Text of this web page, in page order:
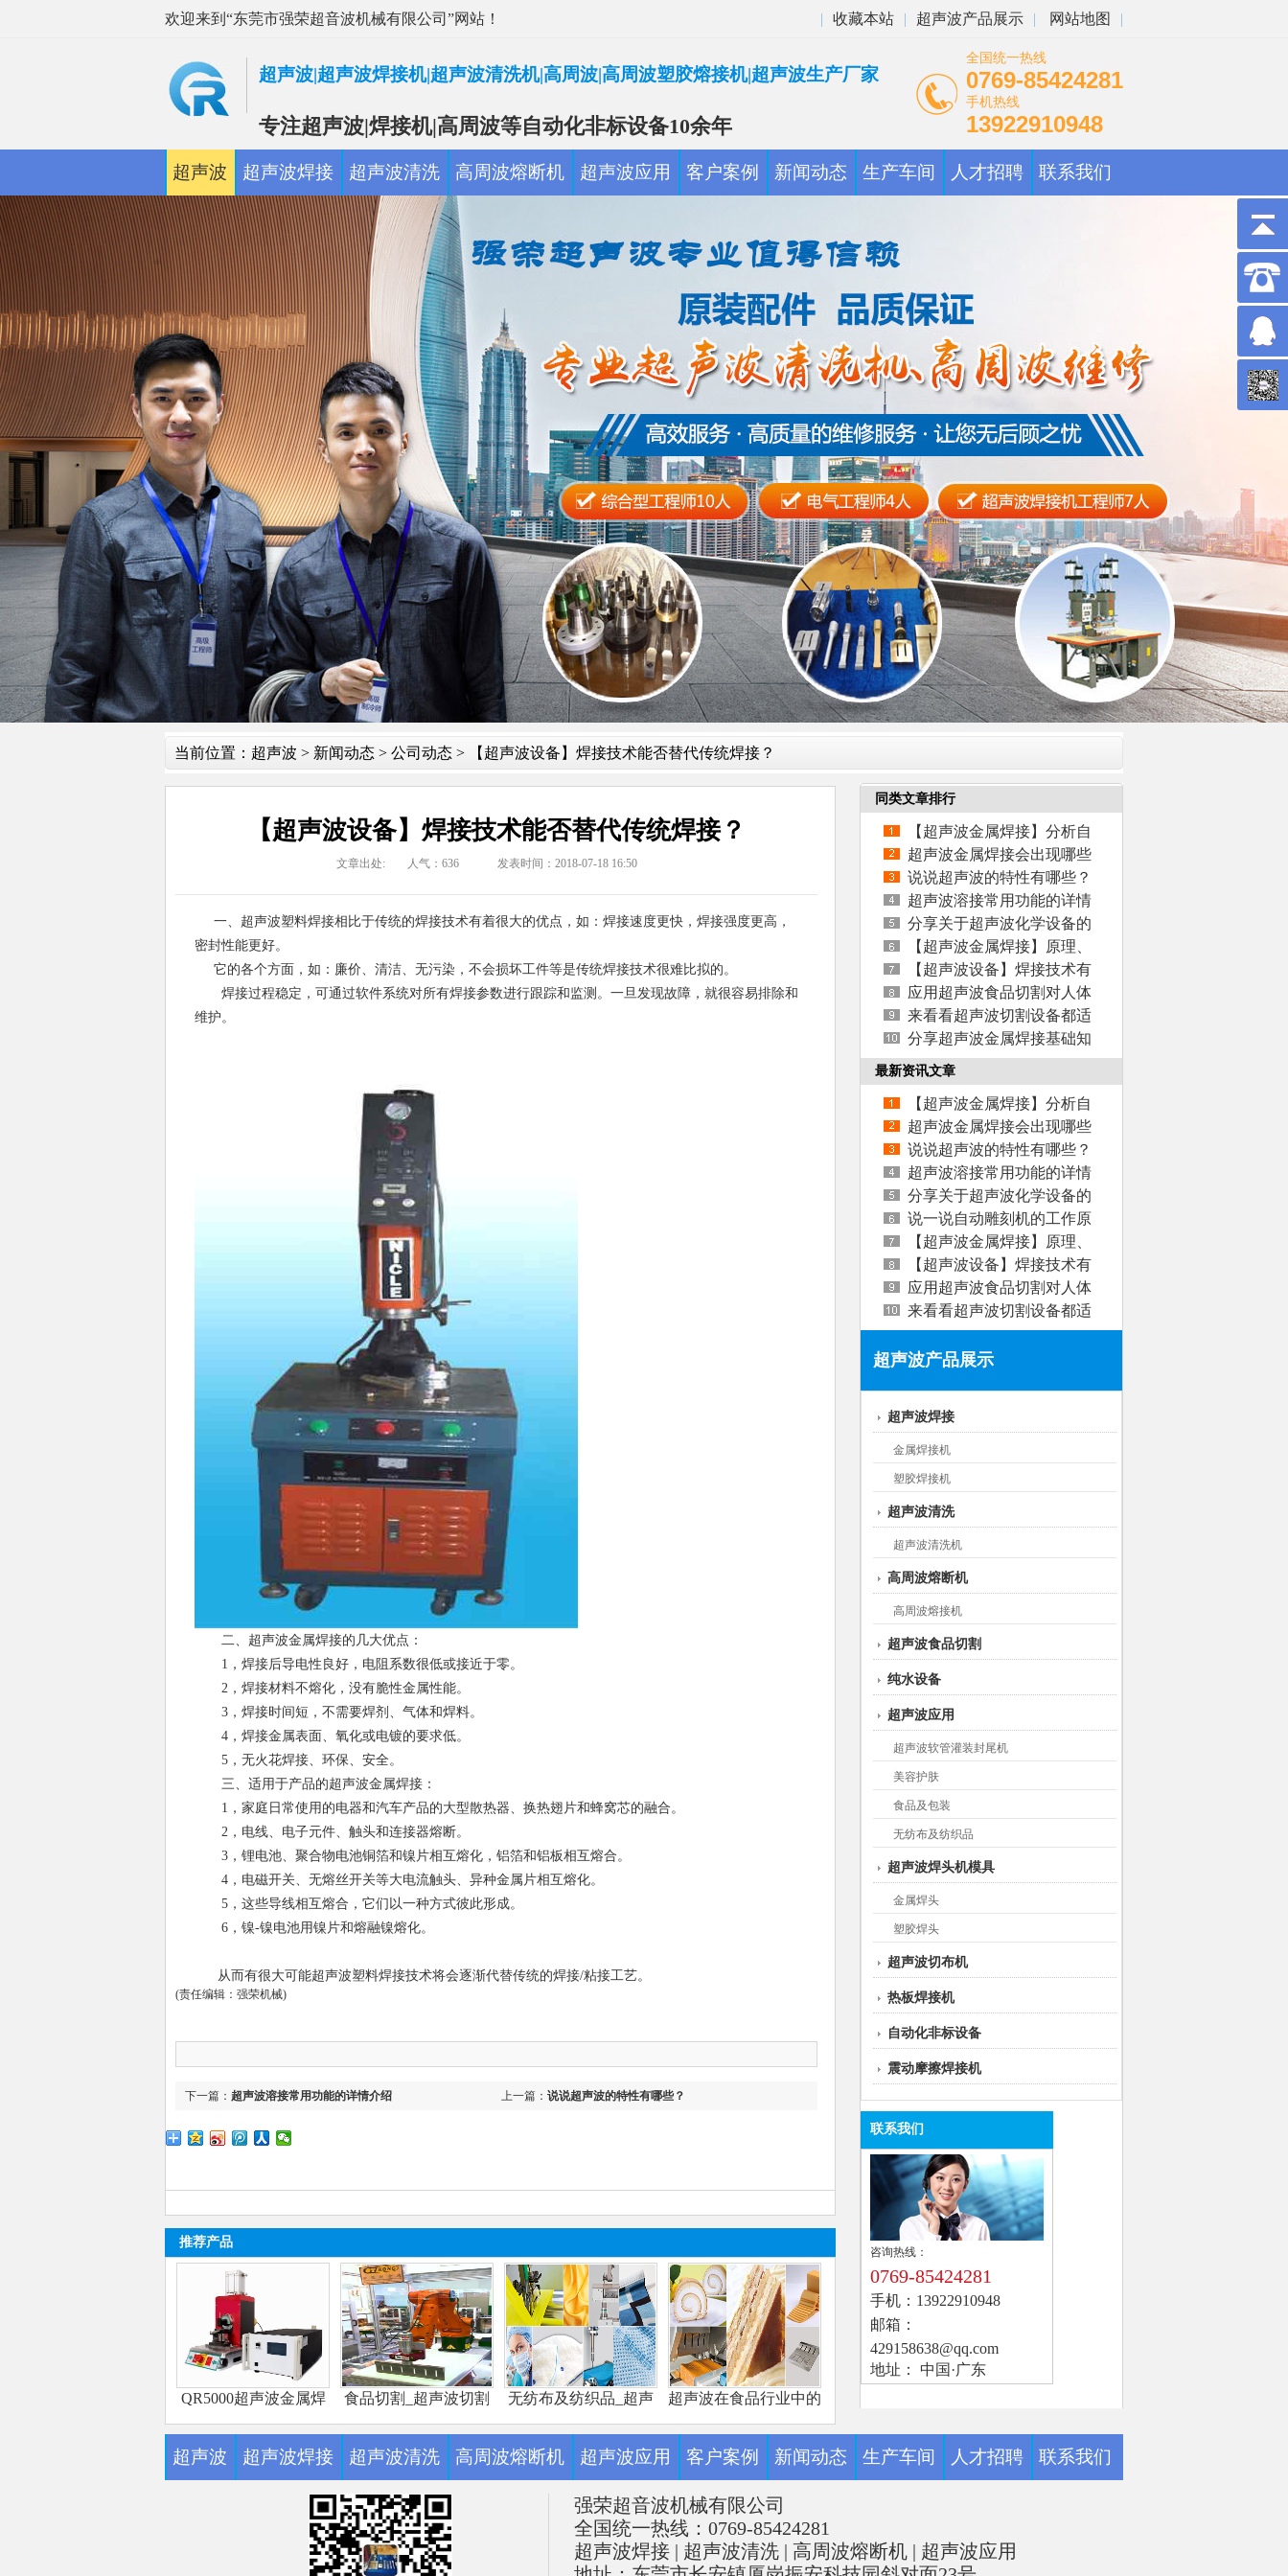
欢迎来到“东莞市强荣超音波机械有限公司”网站！ | 收藏本站 | 超声波产品展示 | 网站地图 |
超声波|超声波焊接机|超声波清洗机|高周波|高周波塑胶熔接机|超声波生产厂家
专注超声波|焊接机|高周波等自动化非标设备10余年
全国统一热线
0769-85424281
手机热线
13922910948
超声波 超声波焊接 超声波清洗 高周波熔断机 超声波应用 客户案例 新闻动态 生产车间 人才招聘 联系我们
当前位置： 超声波 > 新闻动态 > 公司动态 > 【超声波设备】焊接技术能否替代传统焊接？
【超声波设备】焊接技术能否替代传统焊接？
文章出处: 人气： 636 发表时间：2018-07-18 16:50
一、超声波塑料焊接相比于传统的焊接技术有着很大的优点，如：焊接速度更快，焊接强度更高，
密封性能更好。
它的各个方面，如：廉价、清洁、无污染，不会损坏工件等是传统焊接技术很难比拟的。
焊接过程稳定，可通过软件系统对所有焊接参数进行跟踪和监测。一旦发现故障，就很容易排除和
维护。
二、超声波金属焊接的几大优点：
1，焊接后导电性良好，电阻系数很低或接近于零。
2，焊接材料不熔化，没有脆性金属性能。
3，焊接时间短，不需要焊剂、气体和焊料。
4，焊接金属表面、氧化或电镀的要求低。
5，无火花焊接、环保、安全。
三、适用于产品的超声波金属焊接：
1，家庭日常使用的电器和汽车产品的大型散热器、换热翅片和蜂窝芯的融合。
2，电线、电子元件、触头和连接器熔断。
3，锂电池、聚合物电池铜箔和镍片相互熔化，铝箔和铝板相互熔合。
4，电磁开关、无熔丝开关等大电流触头、异种金属片相互熔化。
5，这些导线相互熔合，它们以一种方式彼此形成。
6，镍-镍电池用镍片和熔融镍熔化。
从而有很大可能超声波塑料焊接技术将会逐渐代替传统的焊接/粘接工艺。
(责任编辑：强荣机械)
上一篇： 说说超声波的特性有哪些？
下一篇： 超声波溶接常用功能的详情介绍
推荐产品
QR5000超声波金属焊
食品切割_超声波切割
无纺布及纺织品_超声
超声波在食品行业中的
同类文章排行
【超声波金属焊接】分析自
动化焊接设备发展趋
超声波金属焊接会出现哪些
故障?如何检查?
说说超声波的特性有哪些？
超声波溶接常用功能的详情
介绍
分享关于超声波化学设备的
知识
【超声波金属焊接】原理、
优点及应用方法汇总
【超声波设备】焊接技术有
哪些优点？
应用超声波食品切割对人体
有害吗?
来看看超声波切割设备都适
用于哪些行业?
分享超声波金属焊接基础知
识！
最新资讯文章
【超声波金属焊接】分析自
动化焊接设备发展趋
超声波金属焊接会出现哪些
故障?如何检查?
说说超声波的特性有哪些？
超声波溶接常用功能的详情
介绍
分享关于超声波化学设备的
知识
说一说自动雕刻机的工作原
理
【超声波金属焊接】原理、
优点及应用方法汇总
【超声波设备】焊接技术有
哪些优点？
应用超声波食品切割对人体
有害吗?
来看看超声波切割设备都适
用于哪些行业?
超声波产品展示
超声波焊接
金属焊接机
塑胶焊接机
超声波清洗
超声波清洗机
高周波熔断机
高周波熔接机
超声波食品切割
纯水设备
超声波应用
超声波软管灌装封尾机
美容护肤
食品及包装
无纺布及纺织品
超声波焊头机模具
金属焊头
塑胶焊头
超声波切布机
热板焊接机
自动化非标设备
震动摩擦焊接机
联系我们
咨询热线：
0769-85424281
手机： 13922910948
邮箱：
429158638@qq.com
地址：
中国·广东
超声波 超声波焊接 超声波清洗 高周波熔断机 超声波应用 客户案例 新闻动态 生产车间 人才招聘 联系我们
强荣超音波机械有限公司
全国统一热线：0769-85424281
超声波焊接 | 超声波清洗 | 高周波熔断机 | 超声波应用